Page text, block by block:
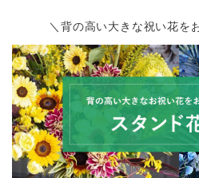
＼背の高い大きな祝い花を